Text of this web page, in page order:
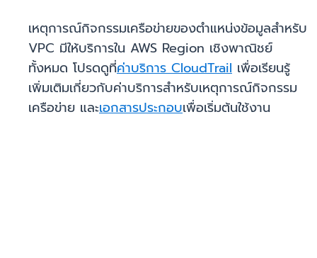
เหตุการณ์กิจกรรมเครือข่ายของตำแหน่งข้อมูลสำหรับ
VPC มีให้บริการใน AWS Region เชิงพาณิชย์
ทั้งหมด โปรดดูที่ค่าบริการ CloudTrail เพื่อเรียนรู้
เพิ่มเติมเกี่ยวกับค่าบริการสำหรับเหตุการณ์กิจกรรม
เครือข่าย และเอกสารประกอบเพื่อเริ่มต้นใช้งาน